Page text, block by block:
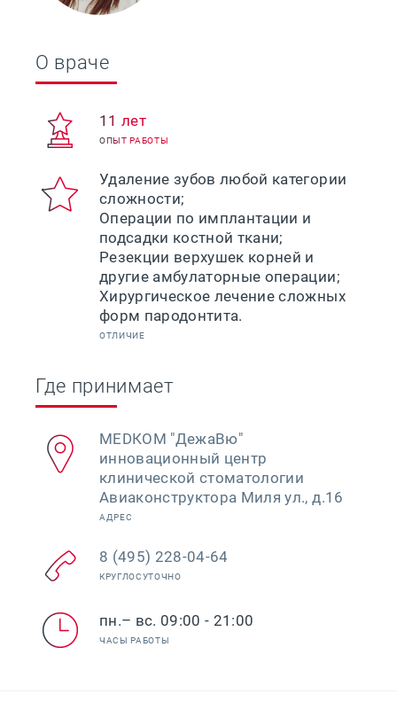
О враче
11 лет
ОПЫТ РАБОТЫ
Удаление зубов любой категории
сложности;
Операции по имплантации и
подсадки костной ткани;
Резекции верхушек корней и
другие амбулаторные операции;
Хирургическое лечение сложных
ОТЛИЧИЕ
Где принимает
МЕDКОМ "ДежаВю"
инновационный центр
клинической стоматологии
Авиаконструктора Миля ул., д.16
АДРЕС
8 (495) 228-04-64
КРУГЛОСУТОЧНО
пн.– вс. 09:00 - 21:00
ЧАСЫ РАБОТЫ